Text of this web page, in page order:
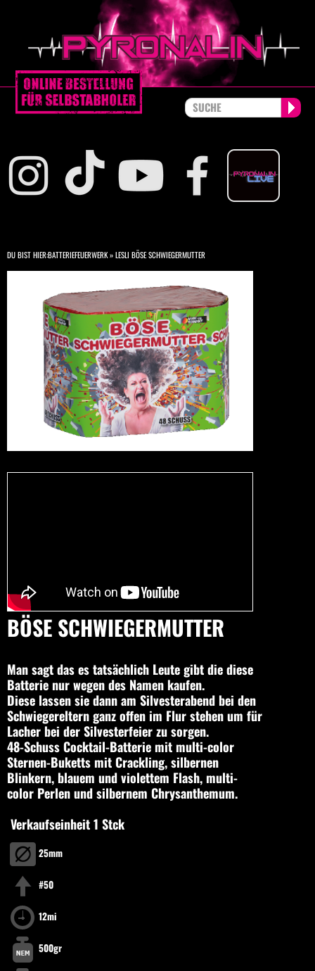
DU BIST HIER:BATTERIEFEUERWERK»LESLI BÖSE SCHWIEGERMUTTER
BÖSE SCHWIEGERMUTTER
Man sagt das es tatsächlich Leute gibt die diese
Batterie nur wegen des Namen kaufen.
Diese lassen sie dann am Silvesterabend bei den
Schwiegereltern ganz offen im Flur stehen um für
Lacher bei der Silvesterfeier zu sorgen.
48-Schuss Cocktail-Batterie mit multi-color
Sternen-Buketts mit Crackling, silbernen
Blinkern, blauem und violettem Flash, multi-
color Perlen und silbernem Chrysanthemum.
Verkaufseinheit 1 Stck
25mm
#50
12mi
500gr